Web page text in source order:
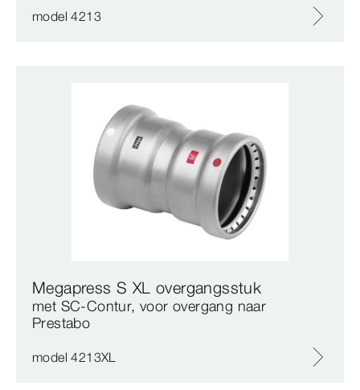
model 4213
Megapress S XL overgangsstuk
met SC‑Contur, voor overgang naar
Prestabo
model 4213XL